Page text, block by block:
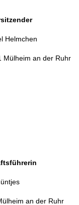
Helmchen
Mülheim an der Ruhr
an der Ruhr